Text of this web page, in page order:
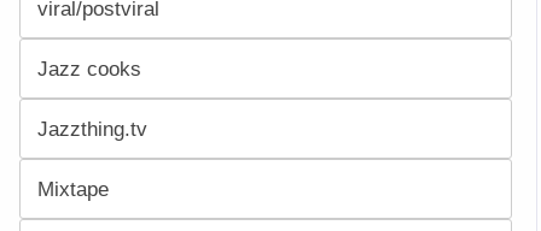
viral/postviral
Jazz cooks
Jazzthing.tv
Mixtape